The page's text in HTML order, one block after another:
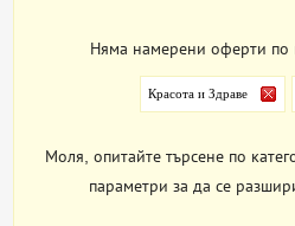
Няма намерени оферти по
Красота и Здраве
Моля, опитайте търсене по
параметри за да се